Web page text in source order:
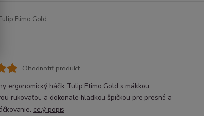
Etimo Gold
Ohodnotiť produkt
ergonomický háčik Tulip Etimo Gold s mäkkou
rukoväťou a dokonale hladkou špičkou pre presné a
celý popis